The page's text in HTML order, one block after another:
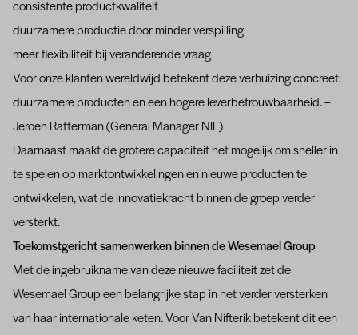
consistente productkwaliteit
duurzamere productie door minder verspilling
meer flexibiliteit bij veranderende vraag
Voor onze klanten wereldwijd betekent deze verhuizing concreet:
duurzamere producten en een hogere leverbetrouwbaarheid. –
Jeroen Ratterman (General Manager NIF)
Daarnaast maakt de grotere capaciteit het mogelijk om sneller in
te spelen op marktontwikkelingen en nieuwe producten te
ontwikkelen, wat de innovatiekracht binnen de groep verder
versterkt.
Toekomstgericht samenwerken binnen de Wesemael Group
Met de ingebruikname van deze nieuwe faciliteit zet de
Wesemael Group een belangrijke stap in het verder versterken
van haar internationale keten. Voor Van Nifterik betekent dit een